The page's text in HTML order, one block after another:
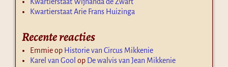
Kwartierstaat Arie Frans Huizinga
Recente reacties
Emmieop Historie van Circus Mikkenie
Karel van Gool op De walvis van Jean Mikkenie